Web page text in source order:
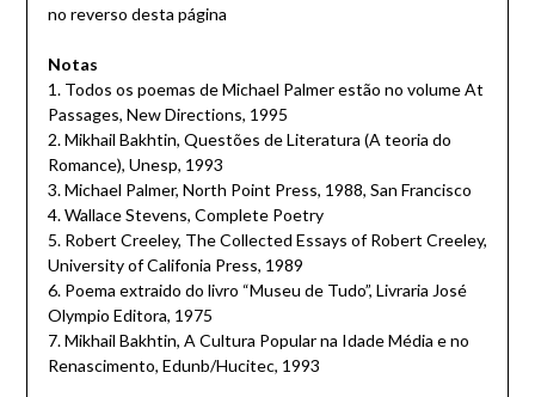
no reverso desta página
Notas
1. Todos os poemas de Michael Palmer estão no volume At
Passages, New Directions, 1995
2. Mikhail Bakhtin, Questões de Literatura (A teoria do
Romance), Unesp, 1993
3. Michael Palmer, North Point Press, 1988, San Francisco
4. Wallace Stevens, Complete Poetry
5. Robert Creeley, The Collected Essays of Robert Creeley,
University of Califonia Press, 1989
6. Poema extraido do livro “Museu de Tudo”, Livraria José
Olympio Editora, 1975
7. Mikhail Bakhtin, A Cultura Popular na Idade Média e no
Renascimento, Edunb/Hucitec, 1993